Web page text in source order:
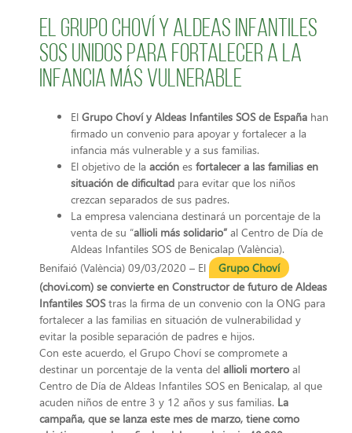
El grupo Choví y Aldeas Infantiles
SOS unidos para fortalecer a la
infancia más vulnerable
El Grupo Choví yAldeas Infantiles SOS de España han
firmado un convenio para apoyar y fortalecer a la
infancia más vulnerable y a sus familias.
El objetivo de la acción es fortalecer a las familias en
situación de dificultad para evitar que los niños
crezcan separados de sus padres.
La empresa valenciana destinará un porcentaje de la
venta de su “allioli más solidario” al Centro de Día de
Aldeas Infantiles SOS de Benicalap (València).
Benifaió (València) 09/03/2020 – El
Grupo Choví
(chovi.com) se convierte en Constructor de futuro de Aldeas
Infantiles SOStras la firma de un convenio con la ONG para
fortalecer a las familias en situación de vulnerabilidad y
evitar la posible separación de padres e hijos.
Con este acuerdo, el Grupo Choví se compromete a
destinar un porcentaje de la venta del allioli mortero al
Centro de Día de Aldeas Infantiles SOS en Benicalap, al que
acuden niños de entre 3 y 12 años y sus familias. La
campaña, que se lanza este mes de marzo, tiene como